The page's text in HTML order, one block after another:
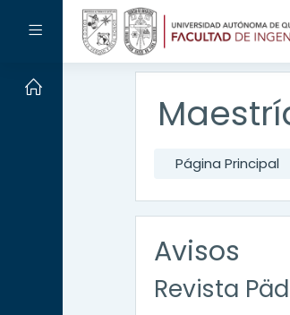
Panel lateral
Salta al contenido principal
Página Principal
Avisos
Revista